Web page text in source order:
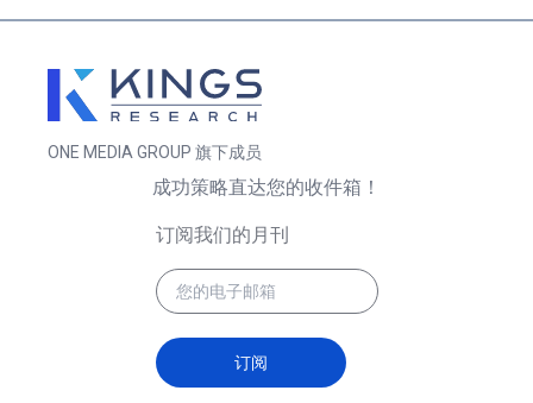
ONE MEDIA GROUP 旗下成员
成功策略直达您的收件箱！
订阅我们的月刊
订阅